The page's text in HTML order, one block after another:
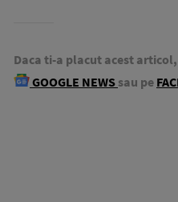
Daca ti-a placut acest
GOOGLE NEWS sau pe